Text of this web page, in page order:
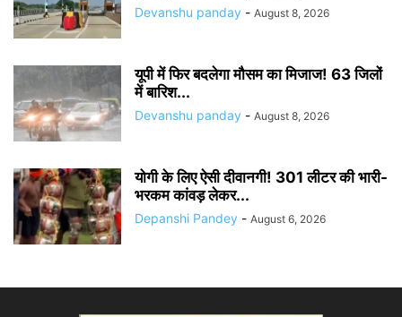
Devanshu panday - August 8, 2026
यूपी में फिर बदलेगा मौसम का मिजाज! 63 जिलों
में बारिश...
Devanshu panday - August 8, 2026
योगी के लिए ऐसी दीवानगी! 301 लीटर की भारी-
भरकम कांवड़ लेकर...
Depanshi Pandey - August 6, 2026